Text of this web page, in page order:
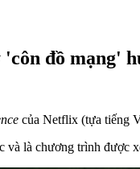
đồ mạng'
của Netflix (tựa tiếng
là chương trình được